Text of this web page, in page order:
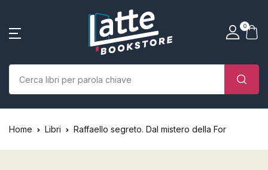
0
SHOP BY CATEGORY
Libri
Vicino
Account
Nome utente o email *
Parola d'ordine *
Vicino
La tua borsa della spesa
(0)
Home Libri Raffaello segreto. Dal mistero della For